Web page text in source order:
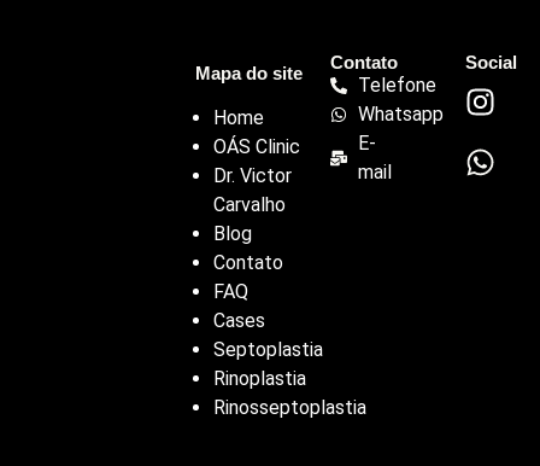
Mapa do site
Home
OÁS Clinic
Dr. Victor
Carvalho
Blog
Contato
FAQ
Cases
Septoplastia
Rinoplastia
Rinosseptoplastia
Contato
Telefone
Whatsapp
E-
mail
Social